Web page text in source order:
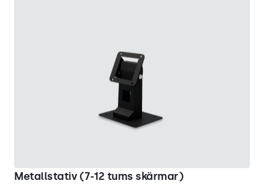
Metallstativ (7-12 tums skärmar)